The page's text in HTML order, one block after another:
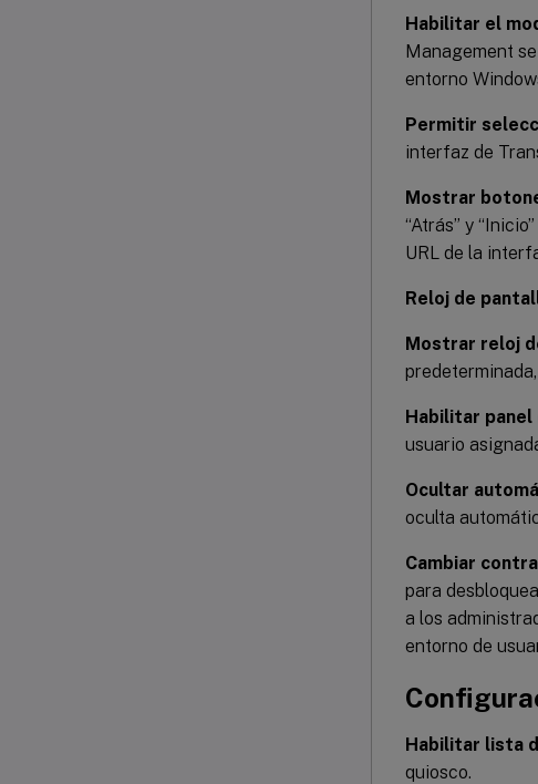
Habilitar el
Management
entorno
Permitir
interfaz de
Mostrar
“Atrás” y
URL de la
Reloj de
Mostrar reloj
Habilitar panel
usuario
Ocultar
oculta
Cambiar
para
a los
entorno de
Habilitar lista
quiosco.